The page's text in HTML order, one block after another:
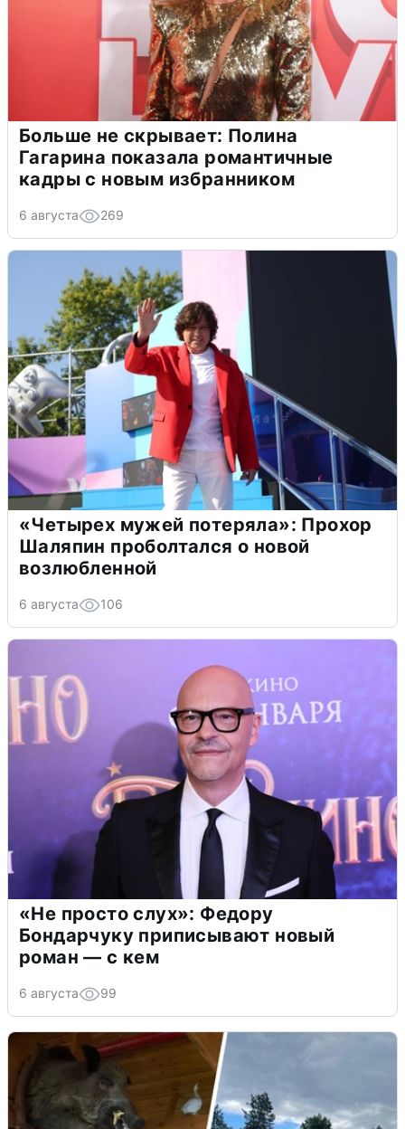
Больше не скрывает: Полина
Гагарина показала романтичные
кадры с новым избранником
6 августа 269
«Четырех мужей потеряла»: Прохор
Шаляпин проболтался о новой
возлюбленной
6 августа 106
«Не просто слух»: Федору
Бондарчуку приписывают новый
роман — с кем
6 августа 99